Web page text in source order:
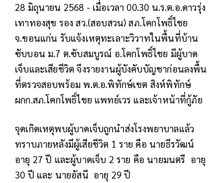
28 มิถุนายน 2568 - เมื่อเวลา 00.30 น.ร.ต.อ.ดาวรุ่ง
เทาทองสุข รอง สว.(สอบสวน) สภ.โคกโพธิ์ไชย
จ.ขอนแก่น รับแจ้งเหตุทะเลาะวิวาทในพื้นที่บ้าน
ซับบอน ม.7 ต.ซับสมบูรณ์ อ.โคกโพธิ์ไชย มีผู้บาด
เจ็บและเสียชีวิต จึงรายงานผู้บังคับบัญชาก่อนลงพื้น
ที่ตรวจสอบพร้อม พ.ต.อ.พิทักษ์เขต สิงห์พิทักษ์
ผกก.สภ.โคกโพธิ์ไชย แพทย์เวร และเจ้าหน้าที่กู้ภัย
จุดเกิดเหตุพบผู้บาดเจ็บถูกนำส่งโรงพยาบาลแล้ว
ทราบภายหลังมีผู้เสียชีวิต 1 ราย คือ นายธีรวัฒน์
อายุ 27 ปี และผู้บาดเจ็บ 2 ราย คือ นายมนตรี อายุ
30 ปี และ นายอัสนี อายุ 29 ปี